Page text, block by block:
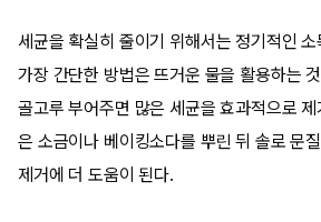
세균을 확실히 줄이기 위해서는 정기적인
가장 간단한 방법은 뜨거운 물을 활용하는
골고루 부어주면 많은 세균을 효과적으로
은 소금이나 베이킹소다를 뿌린 뒤 솔로 문
제거에 더 도움이 된다.